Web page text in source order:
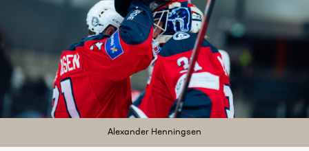
Alexander Henningsen